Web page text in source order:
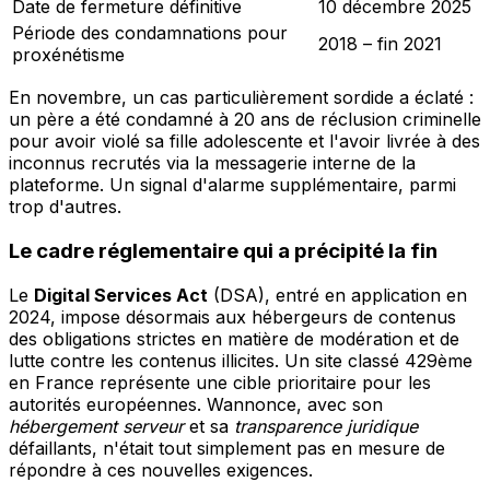
Date de fermeture définitive
10 décembre 2025
Période des condamnations pour
proxénétisme
2018 – fin 2021
En novembre, un cas particulièrement sordide a éclaté :
un père a été condamné à 20 ans de réclusion criminelle
pour avoir violé sa fille adolescente et l'avoir livrée à des
inconnus recrutés via la messagerie interne de la
plateforme. Un signal d'alarme supplémentaire, parmi
trop d'autres.
Le cadre réglementaire qui a précipité la fin
Le Digital Services Act (DSA), entré en application en
2024, impose désormais aux hébergeurs de contenus
des obligations strictes en matière de modération et de
lutte contre les contenus illicites. Un site classé 429ème
en France représente une cible prioritaire pour les
autorités européennes. Wannonce, avec son
hébergement serveuret sa transparence juridique
défaillants, n'était tout simplement pas en mesure de
répondre à ces nouvelles exigences.